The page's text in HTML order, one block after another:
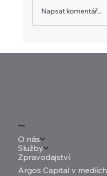
Menu
O nás
Služby
Zpravodajství
Argos Capital v mediích
Napsat komentář...